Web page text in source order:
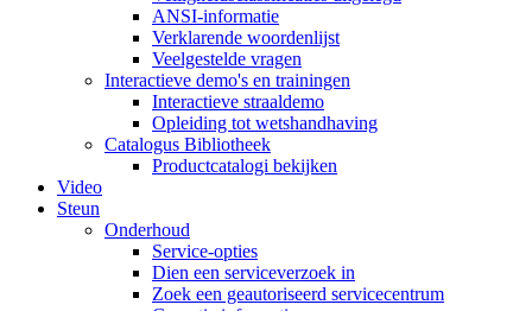
ANSI-informatie
Verklarende woordenlijst
Veelgestelde vragen
Interactieve demo's en trainingen
Interactieve straaldemo
Opleiding tot wetshandhaving
Catalogus Bibliotheek
Productcatalogi bekijken
Video
Steun
Onderhoud
Service-opties
Dien een serviceverzoek in
Zoek een geautoriseerd servicecentrum